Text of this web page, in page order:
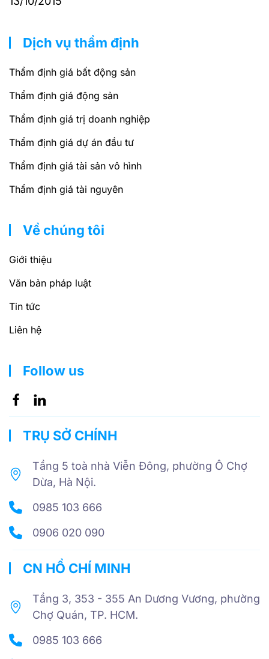
Dịch vụ thẩm định
Thẩm định giá bất động sản
Thẩm định giá động sản
Thẩm định giá trị doanh nghiệp
Thẩm định giá dự án đầu tư
Thẩm định giá tài sản vô hình
Thẩm định giá tài nguyên
Về chúng tôi
Giới thiệu
Văn bản pháp luật
Tin tức
Liên hệ
Follow us
TRỤ SỞ CHÍNH
Tầng 5 toà nhà Viễn Đông, phường Ô Chợ
Dừa, Hà Nội.
0985 103 666
0906 020 090
CN HỒ CHÍ MINH
Tầng 3, 353 - 355 An Dương Vương, phường
Chợ Quán, TP. HCM.
0985 103 666